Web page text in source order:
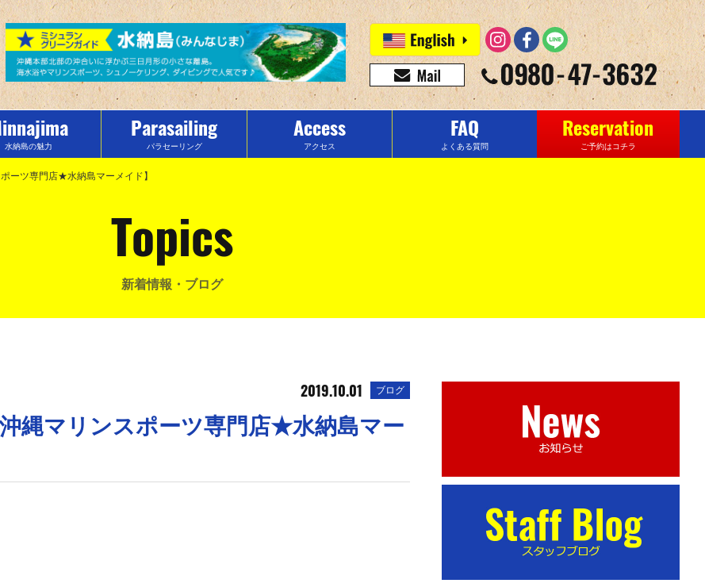
水納島の魅力
Parasailing
パラセーリング
Access
アクセス
FAQ
よくある質問
Reservation
ご予約はコチラ
ーツ専門店★水納島マーメイド】
Topics
新着情報・ブログ
2019.10.01 ブログ
縄マリンスポーツ専門店★水納島マー